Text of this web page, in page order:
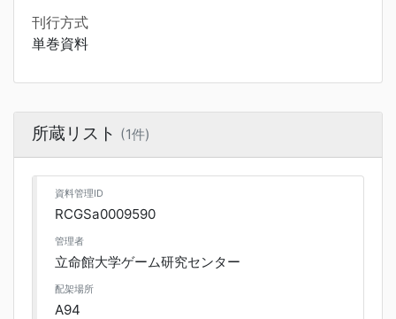
刊行方式
単巻資料
所蔵リスト (1件)
資料管理ID
RCGSa0009590
管理者
立命館大学ゲーム研究センター
配架場所
A94